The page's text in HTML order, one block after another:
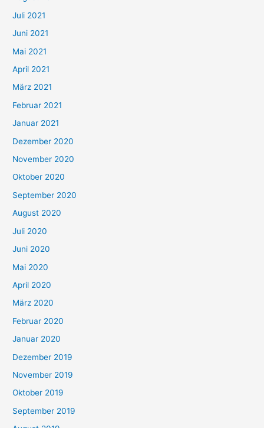
a
c
h
:
Juli 2021
Juni 2021
Mai 2021
April 2021
März 2021
Februar 2021
Januar 2021
Dezember 2020
November 2020
Oktober 2020
September 2020
August 2020
Juli 2020
Juni 2020
Mai 2020
April 2020
März 2020
Februar 2020
Januar 2020
Dezember 2019
November 2019
Oktober 2019
September 2019